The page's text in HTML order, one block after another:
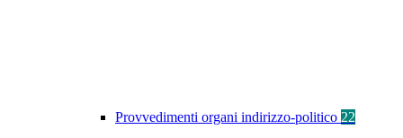
Provvedimenti organi indirizzo-politico 22